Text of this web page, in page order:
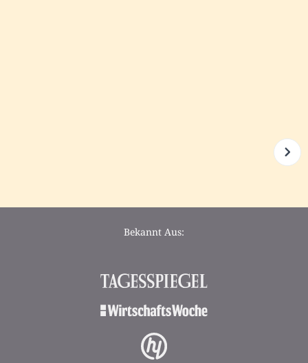
Bekannt Aus: